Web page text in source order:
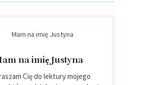
na imię Justyna
Cię do lektury mojego